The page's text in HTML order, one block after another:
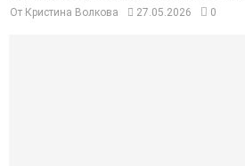
От Кристина Волкова 27.05.2026 0